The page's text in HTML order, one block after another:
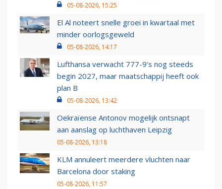
05-08-2026, 15:25
El Al noteert snelle groei in kwartaal met
minder oorlogsgeweld
05-08-2026, 14:17
Lufthansa verwacht 777-9’s nog steeds
begin 2027, maar maatschappij heeft ook
plan B
05-08-2026, 13:42
Oekraïense Antonov mogelijk ontsnapt
aan aanslag op luchthaven Leipzig
05-08-2026, 13:18
KLM annuleert meerdere vluchten naar
Barcelona door staking
05-08-2026, 11:57